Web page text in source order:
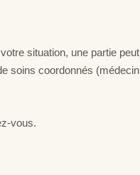
situation, une partie peut
soins coordonnés (médecin
vous.